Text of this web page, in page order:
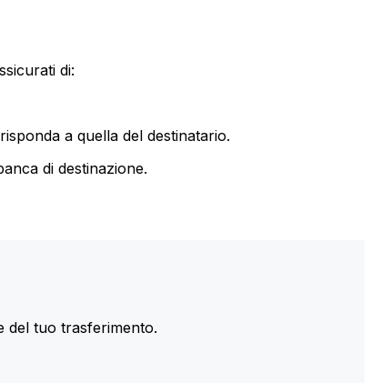
di:
a quella del destinatario.
di destinazione.
del tuo trasferimento.